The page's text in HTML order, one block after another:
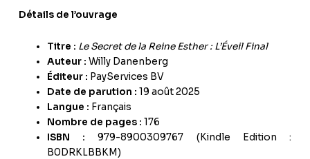
Détails de l’ouvrage
Titre : Le Secret de la Reine Esther : L’Éveil Final
Auteur : Willy Danenberg
Éditeur : PayServices BV
Date de parution : 19 août 2025
Langue : Français
Nombre de pages : 176
ISBN : 979-8900309767 (Kindle Edition :
B0DRKLBBKM)